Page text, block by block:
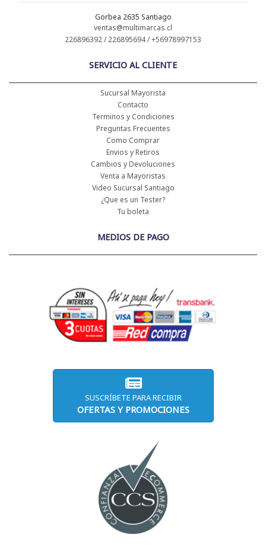
Gorbea 2635 Santiago
ventas@multimarcas.cl
226896392 / 226895694 / +56978997153
SERVICIO AL CLIENTE
Sucursal Mayorista
Contacto
Terminos y Condiciones
Preguntas Frecuentes
Como Comprar
Envios y Retiros
Cambios y Devoluciones
Venta a Mayoristas
Video Sucursal Santiago
¿Que es un Tester?
Tu boleta
MEDIOS DE PAGO
SUSCRÍBETE PARA RECIBIR
OFERTAS Y PROMOCIONES